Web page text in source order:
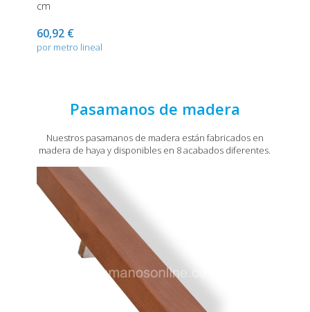
cm
60,92 €
por metro lineal
Pasamanos de madera
Nuestros pasamanos de madera están fabricados en
madera de haya y disponibles en 8 acabados diferentes.